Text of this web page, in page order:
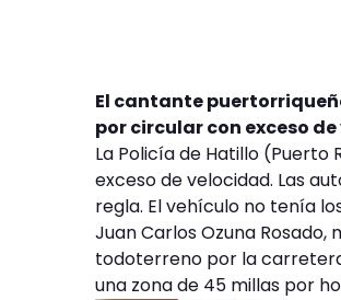
El cantante
por circular con exceso
La Policía de Hatillo
exceso de velocidad. Las
regla. El vehículo no tenía
Juan Carlos Ozuna
todoterreno por la
una zona de 45 millas por